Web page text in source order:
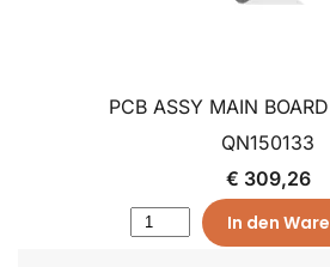
PCB ASSY MAIN
QN150133
€ 309,26
In den